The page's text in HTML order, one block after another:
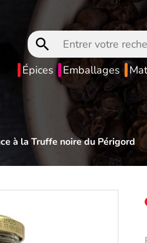
Épices Emballages
à la Truffe noire du Périgord